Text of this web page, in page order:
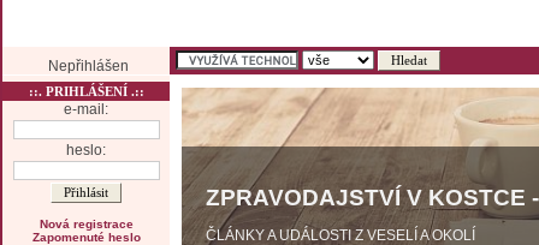
Nepřihlášen
::. PRIHLÁŠENÍ .::
e-mail:
heslo:
Nová registrace
Zapomenuté heslo
ZPRAVODAJSTVÍ V KOSTCE
ČLÁNKY A UDÁLOSTI Z VESELÍ A OKOLÍ